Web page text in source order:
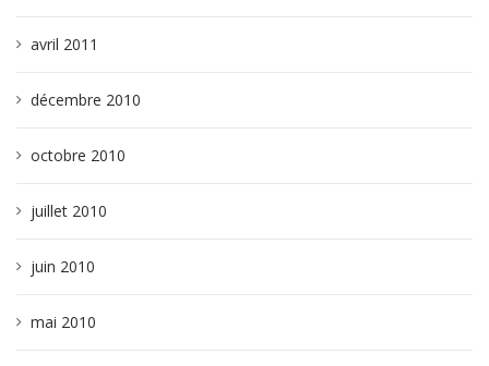
avril 2011
décembre 2010
octobre 2010
juillet 2010
juin 2010
mai 2010